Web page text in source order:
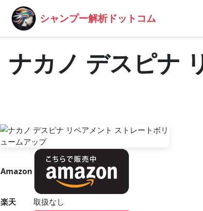
シャンプー解析ドットコム
ナカノ デスピナ
Amazon
楽天
取扱なし